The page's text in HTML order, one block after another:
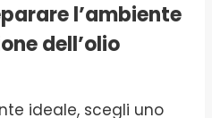
l’ambiente
dell’olio
ideale, scegli uno